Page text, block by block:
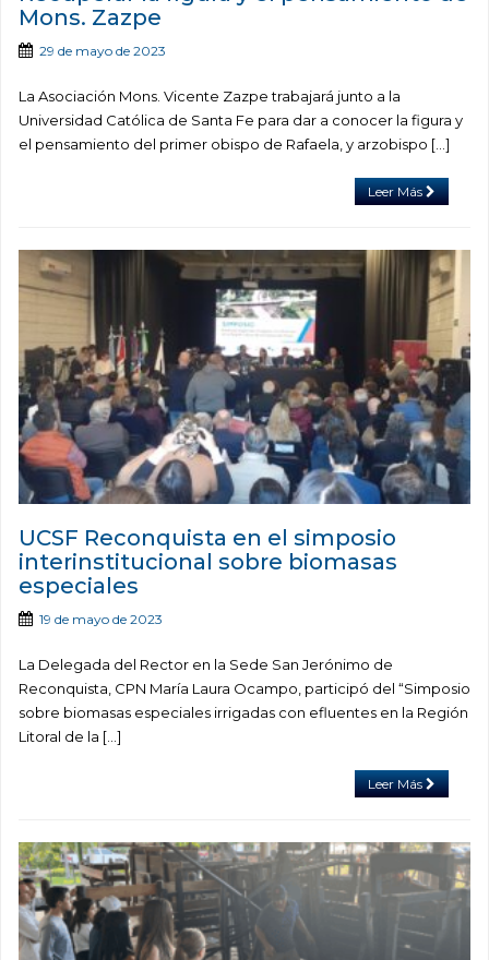
Mons. Zazpe
29 de mayo de 2023
La Asociación Mons. Vicente Zazpe trabajará junto a la
Universidad Católica de Santa Fe para dar a conocer la figura y
el pensamiento del primer obispo de Rafaela, y arzobispo […]
Leer Más
UCSF Reconquista en el simposio
interinstitucional sobre biomasas
especiales
19 de mayo de 2023
La Delegada del Rector en la Sede San Jerónimo de
Reconquista, CPN María Laura Ocampo, participó del “Simposio
sobre biomasas especiales irrigadas con efluentes en la Región
Litoral de la […]
Leer Más